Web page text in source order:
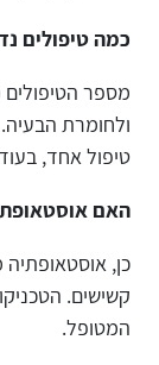
כמה טיפולים
מספר
ולחומרת
טיפול אחד,
האם
כן,
קשישים.
המטופל.